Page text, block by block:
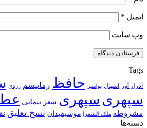
ایمیل *
وب‌ سایت
Tags
ادرار آور اسهال بواسیر حافظ رماتیسم زردی
سپهری سپهری شعر نیمایی
مشروطه ملک الشعرا موسیقیدان نسخ تعلیق
دسته‌ها